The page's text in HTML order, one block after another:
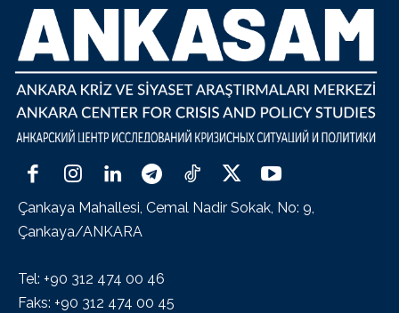
Çankaya Mahallesi, Cemal Nadir Sokak, No: 9,
Çankaya/ANKARA
Tel: +90 312 474 00 46
Faks: +90 312 474 00 45